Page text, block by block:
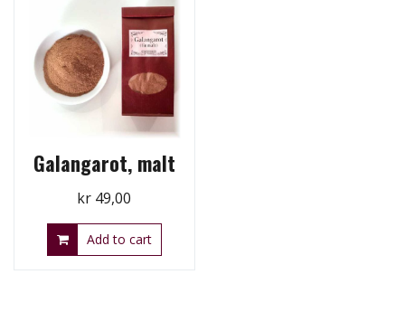
Galangarot, malt
kr 49,00
Add to cart